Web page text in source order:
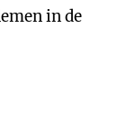
in de